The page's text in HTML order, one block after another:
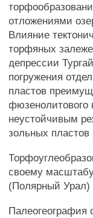
отложениями
Влияние
торфяных
депрессии
погружения
пластов
фюзенолитового
неустойчивым
зольных пластов
своему
(Полярный
Палеогеография